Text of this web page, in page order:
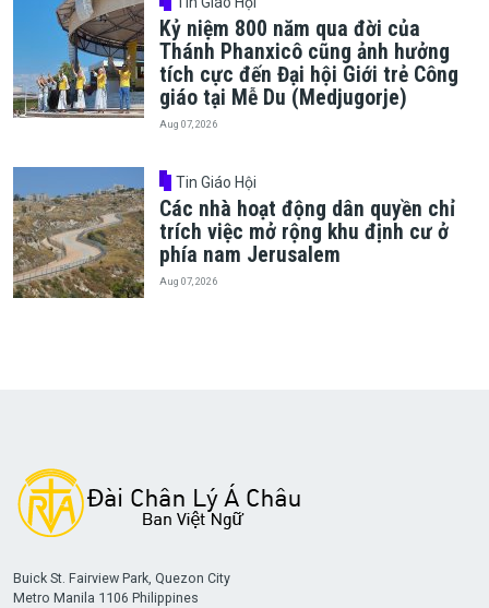
Kỷ niệm 800 năm qua đời của
Thánh Phanxicô cũng ảnh hưởng
tích cực đến Đại hội Giới trẻ Công
giáo tại Mễ Du (Medjugorje)
Aug 07, 2026
Tin Giáo Hội
Các nhà hoạt động dân quyền chỉ
trích việc mở rộng khu định cư ở
phía nam Jerusalem
Aug 07, 2026
Buick St. Fairview Park, Quezon City
Metro Manila 1106 Philippines